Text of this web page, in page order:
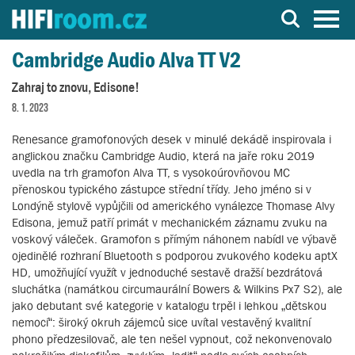
Server o Hi-Fi a AV technice
Cambridge Audio Alva TT V2
Zahraj to znovu, Edisone!
8. 1. 2023
Renesance gramofonových desek v minulé dekádě inspirovala i
anglickou značku Cambridge Audio, která na jaře roku 2019
uvedla na trh gramofon Alva TT, s vysokoúrovňovou MC
přenoskou typického zástupce střední třídy. Jeho jméno si v
Londýně stylově vypůjčili od amerického vynálezce Thomase Alvy
Edisona, jemuž patří primát v mechanickém záznamu zvuku na
voskový váleček. Gramofon s přímým náhonem nabídl ve výbavě
ojedinělé rozhraní Bluetooth s podporou zvukového kodeku aptX
HD, umožňující využít v jednoduché sestavě dražší bezdrátová
sluchátka (namátkou circumaurální Bowers & Wilkins Px7 S2), ale
jako debutant své kategorie v katalogu trpěl i lehkou „dětskou
nemocí“: široký okruh zájemců sice uvítal vestavěný kvalitní
phono předzesilovač, ale ten nešel vypnout, což nekonvenovalo